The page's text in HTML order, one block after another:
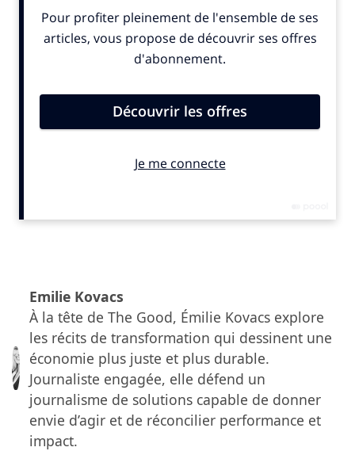
du budget média à des associations.
De nombreuses campagnes ont déjà été labellisées Ad
Postale ou encore L’Oréal. Ces initiatives ont permis
une multitude de dons dans des domaines tels que
l’éducation, l’environnement, la santé ou la culture,
pense que les intérêts s’opposent. Mais une meilleure
Chaque année, plus de 1 000 milliards de dollars sont
investis dans la publicité. Pourtant, seulement 1 % de
ce budget suffirait à générer un impact concret et
mesurable sur des causes sociales ou
environnementales.
Pour visionner la vidéo, c’est ici :
Emilie Kovacs
À la tête de The Good, Émilie Kovacs explore
les récits de transformation qui dessinent une
économie plus juste et plus durable.
Journaliste engagée, elle défend un
journalisme de solutions capable de donner
envie d’agir et de réconcilier performance et
impact.